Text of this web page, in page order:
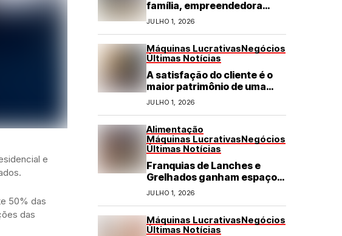
e
50% das
das
família, empreendedora
transforma franquia de
turismo em negócio de
JULHO 1, 2026
Máquinas LucrativasNegócios
Últimas Notícias
A satisfação do cliente é o
maior patrimônio de uma
franquia
JULHO 1, 2026
Alimentação
Máquinas LucrativasNegócios
Últimas Notícias
Franquias de Lanches e
Grelhados ganham espaço
com demanda por refeições
rápidas e de qualidade
JULHO 1, 2026
Máquinas LucrativasNegócios
Últimas Notícias